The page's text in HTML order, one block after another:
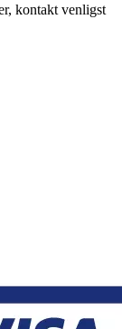
kontakt venligst